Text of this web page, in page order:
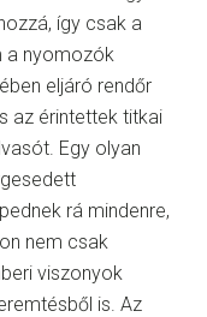
így csak a
a nyomozók
eljáró rendőr
az érintettek titkai
Egy olyan
rá mindenre,
nem csak
viszonyok
is. Az